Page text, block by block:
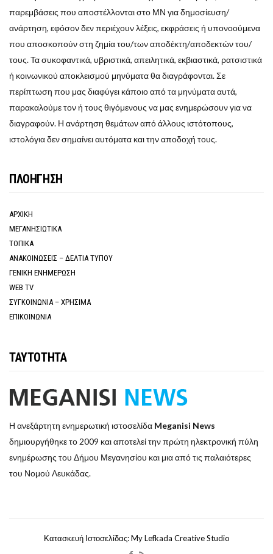
παρεμβάσεις που αποστέλλονται στο ΜΝ για δημοσίευση/
ανάρτηση, εφόσον δεν περιέχουν λέξεις, εκφράσεις ή υπονοούμενα
που αποσκοπούν στη ζημία του/των αποδέκτη/αποδεκτών του/
τους. Τα συκοφαντικά, υβριστικά, απειλητικά, εκβιαστικά, ρατσιστικά
ή κοινωνικού αποκλεισμού μηνύματα θα διαγράφονται. Σε
περίπτωση που μας διαφύγει κάποιο από τα μηνύματα αυτά,
παρακαλούμε τον ή τους θιγόμενους να μας ενημερώσουν για να
διαγραφούν. Η ανάρτηση θεμάτων από άλλους ιστότοπους,
ιστολόγια δεν σημαίνει αυτόματα και την αποδοχή τους.
ΠΛΟΗΓΗΣΗ
ΑΡΧΙΚΗ
ΜΕΓΑΝΗΣΙΩΤΙΚΑ
ΤΟΠΙΚΑ
ΑΝΑΚΟΙΝΩΣΕΙΣ – ΔΕΛΤΙΑ ΤΥΠΟΥ
ΓΕΝΙΚΗ ΕΝΗΜΕΡΩΣΗ
WEB TV
ΣΥΓΚΟΙΝΩΝΙΑ – ΧΡΗΣΙΜΑ
ΕΠΙΚΟΙΝΩΝΙΑ
ΤΑΥΤΟΤΗΤΑ
Η ανεξάρτητη ενημερωτική ιστοσελίδα Meganisi News
δημιουργήθηκε το 2009 και αποτελεί την πρώτη ηλεκτρονική πύλη
ενημέρωσης του Δήμου Μεγανησίου και μια από τις παλαιότερες
του Νομού Λευκάδας.
Κατασκευή Ιστοσελίδας: My Lefkada Creative Studio